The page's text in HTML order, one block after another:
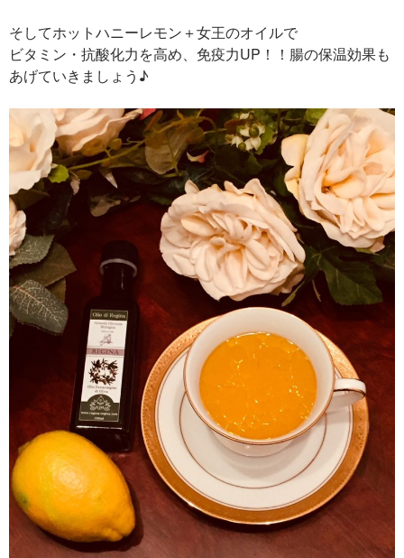
そしてホットハニーレモン＋女王のオイルで
ビタミン・抗酸化力を高め、免疫力UP！！腸の保温効果も
あげていきましょう♪